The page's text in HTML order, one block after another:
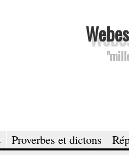
Proverbes et dictons